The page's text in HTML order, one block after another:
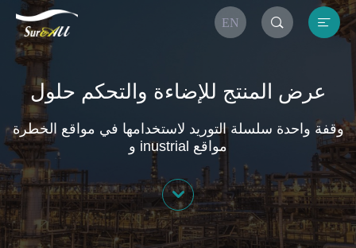
EN  
عرض المنتج للإضاءة والتحكم حلول
وقفة واحدة سلسلة التوريد لاستخدامها في مواقع الخطرة
و inustrial مواقع
